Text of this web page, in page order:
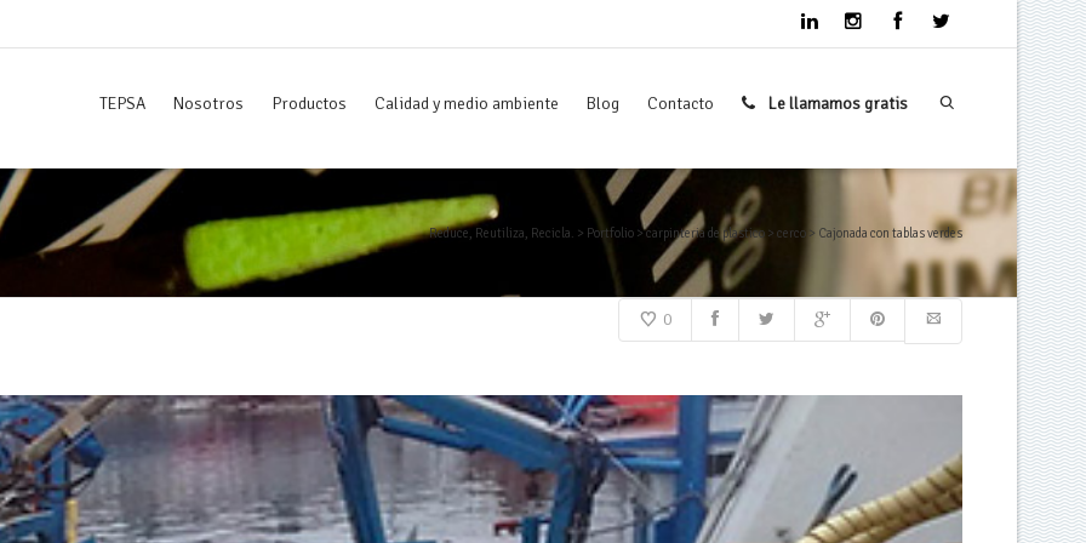
TEPSA Nosotros Productos Calidad y medio ambiente Blog Contacto Le llamamos gratis
Reduce, Reutiliza, Recicla. > Portfolio >carpinteria de plastico > cerco > Cajonada con tablas verdes
0